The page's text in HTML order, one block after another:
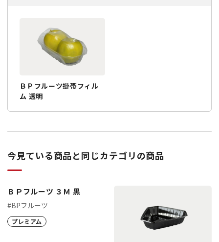
ＢＰフルーツ掛帯フィル
ム 透明
今見ている商品と同じカテゴリの商品
ＢＰフルーツ ３Ｍ 黒
#BPフルーツ
プレミアム